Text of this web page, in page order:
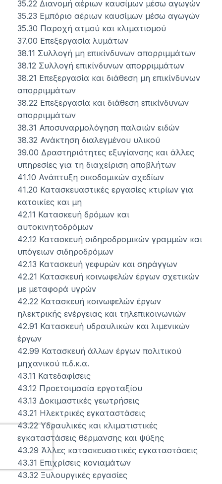
35.22 Διανομή αέριων καυσίμων μέσω αγωγών
35.23 Εμπόριο αέριων καυσίμων μέσω αγωγών
35.30 Παροχή ατμού και κλιματισμού
37.00 Επεξεργασία λυμάτων
38.11 Συλλογή μη επικίνδυνων απορριμμάτων
38.12 Συλλογή επικίνδυνων απορριμμάτων
38.21 Επεξεργασία και διάθεση μη επικίνδυνων
απορριμμάτων
38.22 Επεξεργασία και διάθεση επικίνδυνων
απορριμμάτων
38.31 Αποσυναρμολόγηση παλαιών ειδών
38.32 Ανάκτηση διαλεγμένου υλικού
39.00 Δραστηριότητες εξυγίανσης και άλλες
υπηρεσίες για τη διαχείριση αποβλήτων
41.10 Ανάπτυξη οικοδομικών σχεδίων
41.20 Κατασκευαστικές εργασίες κτιρίων για
κατοικίες και μη
42.11 Κατασκευή δρόμων και
αυτοκινητοδρόμων
42.12 Κατασκευή σιδηροδρομικών γραμμών και
υπόγειων σιδηροδρόμων
42.13 Κατασκευή γεφυρών και σηράγγων
42.21 Κατασκευή κοινωφελών έργων σχετικών
με μεταφορά υγρών
42.22 Κατασκευή κοινωφελών έργων
ηλεκτρικής ενέργειας και τηλεπικοινωνιών
42.91 Κατασκευή υδραυλικών και λιμενικών
έργων
42.99 Κατασκευή άλλων έργων πολιτικού
μηχανικού π.δ.κ.α.
43.11 Κατεδαφίσεις
43.12 Προετοιμασία εργοταξίου
43.13 Δοκιμαστικές γεωτρήσεις
43.21 Ηλεκτρικές εγκαταστάσεις
43.22 Υδραυλικές και κλιματιστικές
εγκαταστάσεις θέρμανσης και ψύξης
43.29 Άλλες κατασκευαστικές εγκαταστάσεις
43.31 Επιχρίσεις κονιαμάτων
43.32 Ξυλουργικές εργασίες